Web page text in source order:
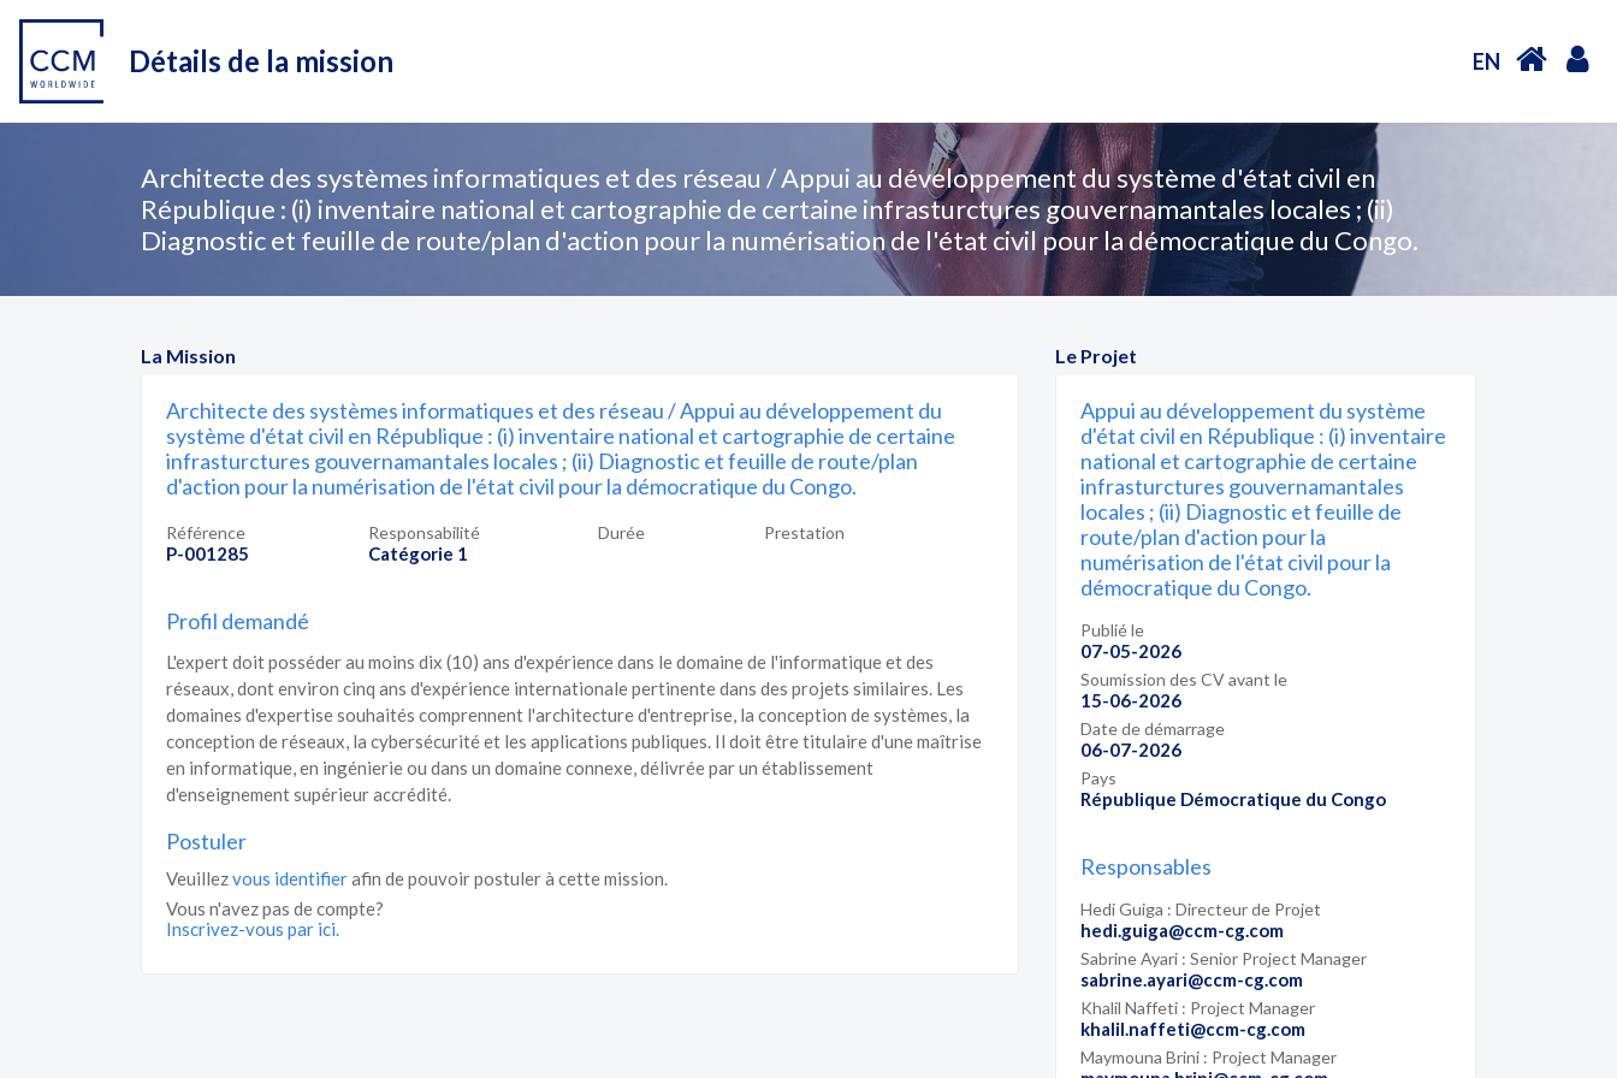
Détails de la mission EN
Architecte des systèmes informatiques et des réseau / Appui au développement du système d'état civil en
République : (i) inventaire national et cartographie de certaine infrasturctures gouvernamantales locales ; (ii)
Diagnostic et feuille de route/plan d'action pour la numérisation de l'état civil pour la démocratique du Congo.
La Mission
Architecte des systèmes informatiques et des réseau / Appui au développement du
système d'état civil en République : (i) inventaire national et cartographie de certaine
infrasturctures gouvernamantales locales ; (ii) Diagnostic et feuille de route/plan
d'action pour la numérisation de l'état civil pour la démocratique du Congo.
Référence
P-001285
Responsabilité
Catégorie 1
Durée Prestation
Profil demandé
L'expert doit posséder au moins dix (10) ans d'expérience dans le domaine de l'informatique et des
réseaux, dont environ cinq ans d'expérience internationale pertinente dans des projets similaires. Les
domaines d'expertise souhaités comprennent l'architecture d'entreprise, la conception de systèmes, la
conception de réseaux, la cybersécurité et les applications publiques. Il doit être titulaire d'une maîtrise
en informatique, en ingénierie ou dans un domaine connexe, délivrée par un établissement
d'enseignement supérieur accrédité.
Postuler
Veuillezvous identifierafin de pouvoir postuler à cette mission.
Vous n'avez pas de compte?
Inscrivez-vous par ici.
Le Projet
Appui au développement du système
d'état civil en République : (i) inventaire
national et cartographie de certaine
infrasturctures gouvernamantales
locales ; (ii) Diagnostic et feuille de
route/plan d'action pour la
numérisation de l'état civil pour la
démocratique du Congo.
Publié le
07-05-2026
Soumission des CV avant le
15-06-2026
Date de démarrage
06-07-2026
Pays
République Démocratique du Congo
Responsables
Hedi Guiga : Directeur de Projet
hedi.guiga@ccm-cg.com
Sabrine Ayari : Senior Project Manager
sabrine.ayari@ccm-cg.com
Khalil Naffeti : Project Manager
khalil.naffeti@ccm-cg.com
Maymouna Brini : Project Manager